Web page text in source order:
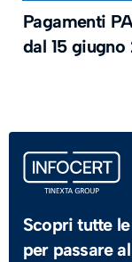
Pagamenti
dal 15
Scopri tutte
per passare